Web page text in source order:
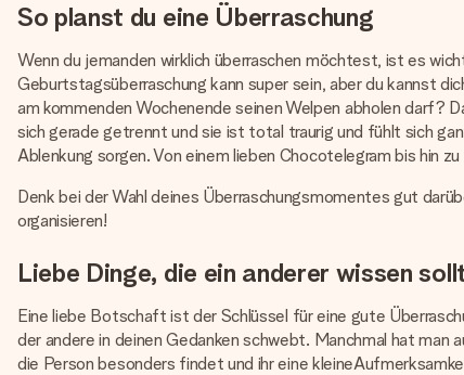
So planst du eine Überraschung
Wenn du jemanden wirklich überraschen möchtest, ist es
Geburtstagsüberraschung kann super sein, aber du kannst
am kommenden Wochenende seinen Welpen abholen darf?
sich gerade getrennt und sie ist total traurig und fühlt sich
Ablenkung sorgen. Von einem lieben Chocotelegram bis hin
Denk bei der Wahl deines Überraschungsmomentes gut
organisieren!
Liebe Dinge, die ein anderer wissen
Eine liebe Botschaft ist der Schlüssel für eine gute
der andere in deinen Gedanken schwebt. Manchmal hat man
die Person besonders findet und ihr eine